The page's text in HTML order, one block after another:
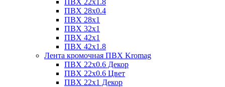
ПВХ 28х0.4
ПВХ 28х1
ПВХ 32x1
ПВХ 42х1
ПВХ 42х1.8
Лента кромочная ПВХ Kromag
ПВХ 22x0.6 Декор
ПВХ 22x0.6 Цвет
ПВХ 22x1 Декор